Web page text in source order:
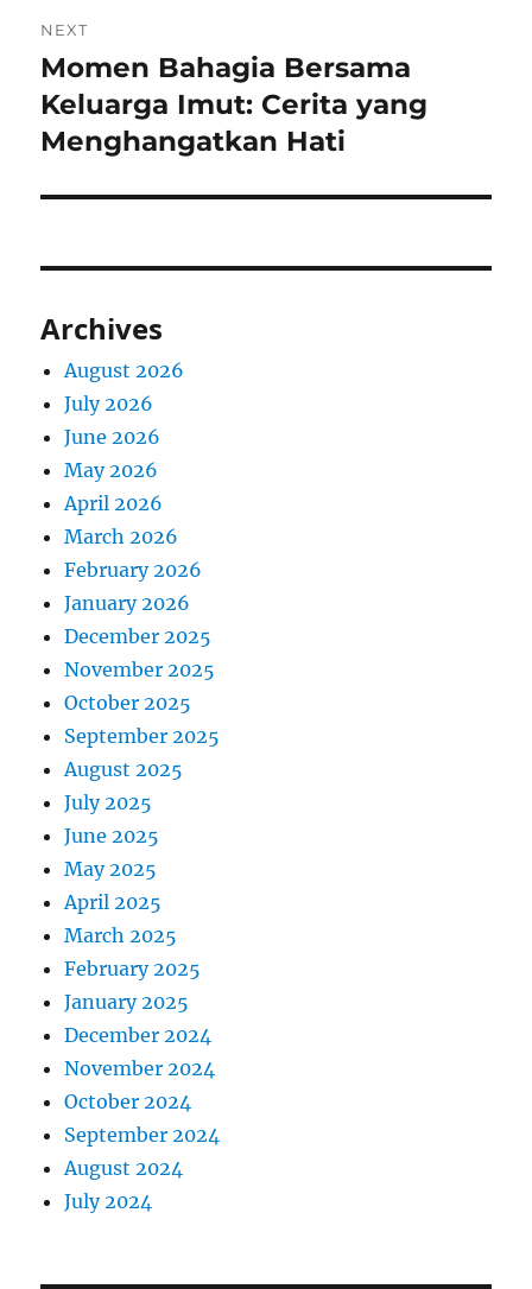
NEXT
Next
post:
Momen Bahagia Bersama
Keluarga Imut: Cerita yang
Menghangatkan Hati
Archives
August 2026
July 2026
June 2026
May 2026
April 2026
March 2026
February 2026
January 2026
December 2025
November 2025
October 2025
September 2025
August 2025
July 2025
June 2025
May 2025
April 2025
March 2025
February 2025
January 2025
December 2024
November 2024
October 2024
September 2024
August 2024
July 2024